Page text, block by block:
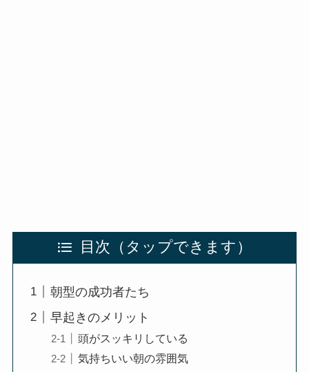
目次
朝型の成功者たち
早起きのメリット
頭がスッキリしている
気持ちいい朝の雰囲気